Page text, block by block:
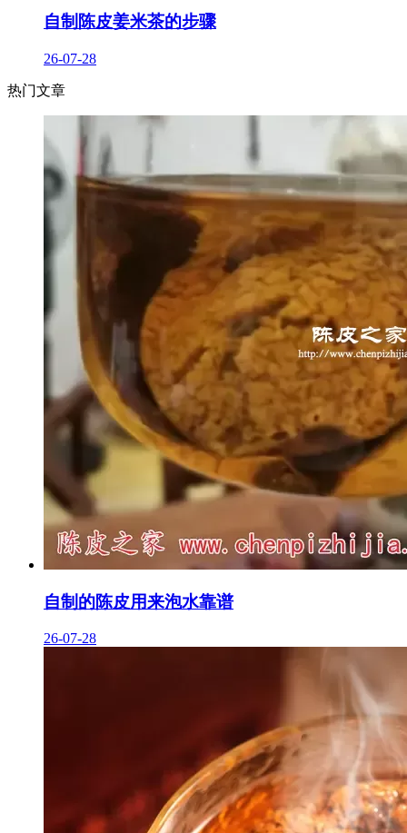
自制陈皮姜米茶的步骤
26-07-28
热门文章
自制的陈皮用来泡水靠谱
26-07-28